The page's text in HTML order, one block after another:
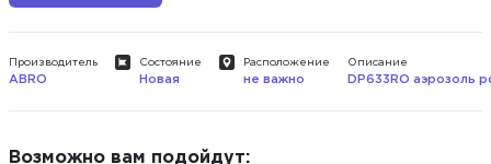
Производитель
ABRO
Состояние
Новая
Расположение
не важно
Описание
DP633RO аэрозоль
Возможно вам подойдут: